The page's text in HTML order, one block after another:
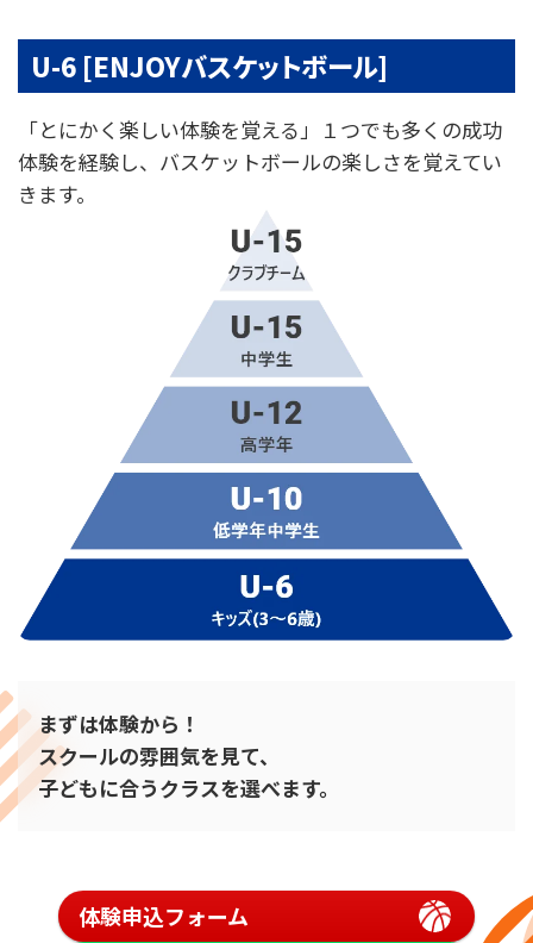
U-6 [ENJOYバスケットボール]
「とにかく楽しい体験を覚える」１つでも多くの成功
体験を経験し、バスケットボールの楽しさを覚えてい
きます。
まずは体験から！
スクールの雰囲気を見て、
子どもに合うクラスを選べます。
体験申込フォーム